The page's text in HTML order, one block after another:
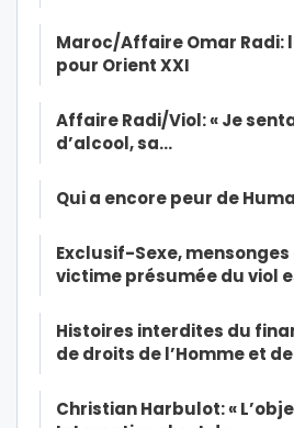
Maroc/Affaire Omar Radi:
pour Orient XXI
Affaire Radi/Viol: « Je
d’alcool, sa…
Qui a encore peur de
Exclusif-Sexe, mensonges
victime présumée du viol
Histoires interdites du
de droits de l’Homme et
Christian Harbulot: «